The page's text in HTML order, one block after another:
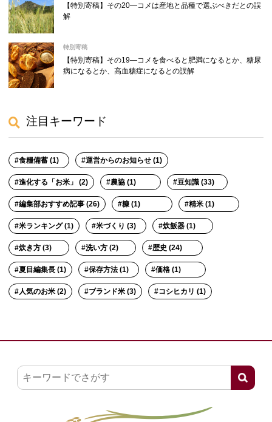
【特別寄稿】その20―コメは産地と品種で選ぶべきだとの誤
解
特別寄稿
【特別寄稿】その19―コメを食べると肥満になるとか、糖尿
病になるとか、高血糖症になるとの誤解
注目キーワード
食糧備蓄 (1) 運営からのお知らせ (1)
進化する「お米」 (2) 農協 (1) 豆知識 (33)
編集部おすすめ記事 (26) 糠 (1) 精米 (1)
米ランキング (1) 米づくり (3) 炊飯器 (1)
炊き方 (3) 洗い方 (2) 歴史 (24)
夏目編集長 (1) 保存方法 (1) 価格 (1)
人気のお米 (2) ブランド米 (3) コシヒカリ (1)